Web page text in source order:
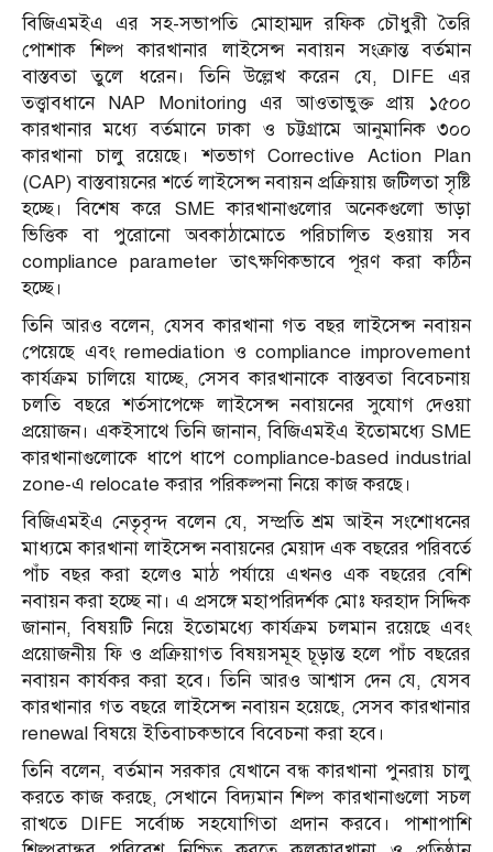
বিজিএমইএ এর সহ-সভাপতি মোহাম্মদ রফিক চৌধুরী তৈরি
পোশাক শিল্প কারখানার লাইসেন্স নবায়ন সংক্রান্ত বর্তমান
বাস্তবতা তুলে ধরেন। তিনি উল্লেখ করেন যে, DIFE এর
তত্ত্বাবধানে NAP Monitoring এর আওতাভুক্ত প্রায় ১৫০০
কারখানার মধ্যে বর্তমানে ঢাকা ও চট্টগ্রামে আনুমানিক ৩০০
কারখানা চালু রয়েছে। শতভাগ Corrective Action Plan
(CAP) বাস্তবায়নের শর্তে লাইসেন্স নবায়ন প্রক্রিয়ায় জটিলতা সৃষ্টি
হচ্ছে। বিশেষ করে SME কারখানাগুলোর অনেকগুলো ভাড়া
ভিত্তিক বা পুরোনো অবকাঠামোতে পরিচালিত হওয়ায় সব
compliance parameter তাৎক্ষণিকভাবে পূরণ করা কঠিন
হচ্ছে।
তিনি আরও বলেন, যেসব কারখানা গত বছর লাইসেন্স নবায়ন
পেয়েছে এবং remediation ও compliance improvement
কার্যক্রম চালিয়ে যাচ্ছে, সেসব কারখানাকে বাস্তবতা বিবেচনায়
চলতি বছরে শর্তসাপেক্ষে লাইসেন্স নবায়নের সুযোগ দেওয়া
প্রয়োজন। একইসাথে তিনি জানান, বিজিএমইএ ইতোমধ্যে SME
কারখানাগুলোকে ধাপে ধাপে compliance-based industrial
zone-এ relocate করার পরিকল্পনা নিয়ে কাজ করছে।
বিজিএমইএ নেতৃবৃন্দ বলেন যে, সম্প্রতি শ্রম আইন সংশোধনের
মাধ্যমে কারখানা লাইসেন্স নবায়নের মেয়াদ এক বছরের পরিবর্তে
পাঁচ বছর করা হলেও মাঠ পর্যায়ে এখনও এক বছরের বেশি
নবায়ন করা হচ্ছে না। এ প্রসঙ্গে মহাপরিদর্শক মোঃ ফরহাদ সিদ্দিক
জানান, বিষয়টি নিয়ে ইতোমধ্যে কার্যক্রম চলমান রয়েছে এবং
প্রয়োজনীয় ফি ও প্রক্রিয়াগত বিষয়সমূহ চূড়ান্ত হলে পাঁচ বছরের
নবায়ন কার্যকর করা হবে। তিনি আরও আশ্বাস দেন যে, যেসব
কারখানার গত বছরে লাইসেন্স নবায়ন হয়েছে, সেসব কারখানার
renewal বিষয়ে ইতিবাচকভাবে বিবেচনা করা হবে।
তিনি বলেন, বর্তমান সরকার যেখানে বন্ধ কারখানা পুনরায় চালু
করতে কাজ করছে, সেখানে বিদ্যমান শিল্প কারখানাগুলো সচল
রাখতে DIFE সর্বোচ্চ সহযোগিতা প্রদান করবে। পাশাপাশি